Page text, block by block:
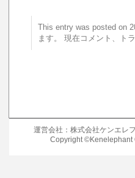
This entry was posted on
ます。 現在コメント、ト
運営会社：株式会社ケンエレ
Copyright ©Kenelephant